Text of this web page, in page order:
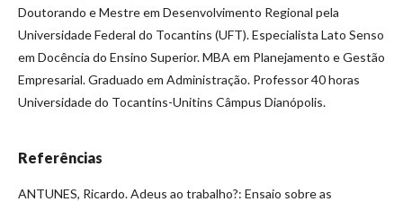
Doutorando e Mestre em Desenvolvimento Regional pela
Universidade Federal do Tocantins (UFT). Especialista Lato Senso
em Docência do Ensino Superior. MBA em Planejamento e Gestão
Empresarial. Graduado em Administração. Professor 40 horas
Universidade do Tocantins-Unitins Câmpus Dianópolis.
Referências
ANTUNES, Ricardo. Adeus ao trabalho?: Ensaio sobre as